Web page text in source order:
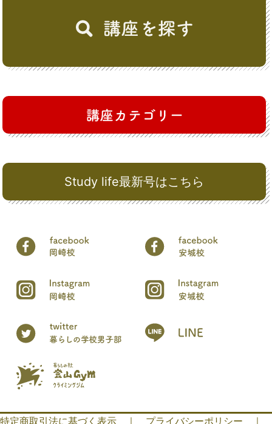
Study life最新号はこちら
特定商取引法に基づく表示 ｜ プライバシーポリシー ｜